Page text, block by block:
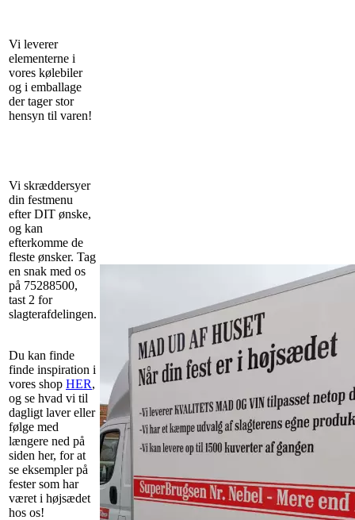
Vi leverer
elementerne i
vores kølebiler
og i emballage
der tager stor
hensyn til varen!
Vi skræddersyer
din festmenu
efter DIT ønske,
og kan
efterkomme de
fleste ønsker. Tag
en snak med os
på 75288500,
tast 2 for
slagterafdelingen.
Du kan finde
finde inspiration i
vores shop HER,
og se hvad vi til
dagligt laver eller
følge med
længere ned på
siden her, for at
se eksempler på
fester som har
været i højsædet
hos os!